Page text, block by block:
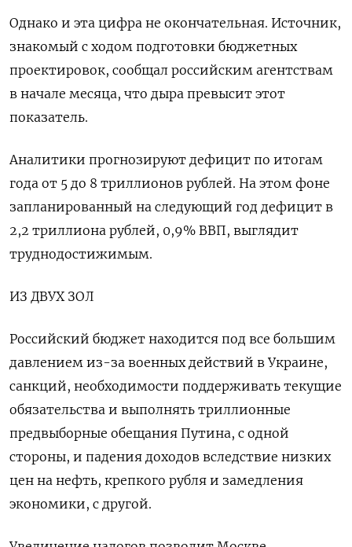
Однако и эта цифра не окончательная. Источник,
знакомый с ходом подготовки бюджетных
проектировок, сообщал российским агентствам
в начале месяца, что дыра превысит этот
показатель.
Аналитики прогнозируют дефицит по итогам
года от 5 до 8 триллионов рублей. На этом фоне
запланированный на следующий год дефицит в
2,2 триллиона рублей, 0,9% ВВП, выглядит
труднодостижимым.
ИЗ ДВУХ ЗОЛ
Российский бюджет находится под все большим
давлением из-за военных действий в Украине,
санкций, необходимости поддерживать текущие
обязательства и выполнять триллионные
предвыборные обещания Путина, с одной
стороны, и падения доходов вследствие низких
цен на нефть, крепкого рубля и замедления
экономики, с другой.